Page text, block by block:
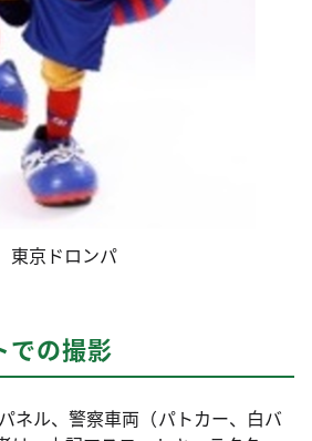
東京ドロンパ
での撮影
ネル、警察車両（パトカー、白バ